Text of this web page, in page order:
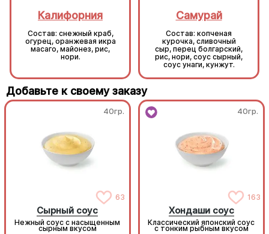
Калифорния
Состав: снежный краб,
огурец, оранжевая икра
масаго, майонез, рис,
нори.
Самурай
Состав: копченая
курочка, сливочный
сыр, перец болгарский,
рис, нори, соус сырный,
соус унаги, кунжут.
Добавьте к своему заказу
40гр.
63
Сырный соус
Нежный соус с насыщенным
сырным вкусом
40гр.
163
Хондаши соус
Классический японский соус
с тонким рыбным вкусом